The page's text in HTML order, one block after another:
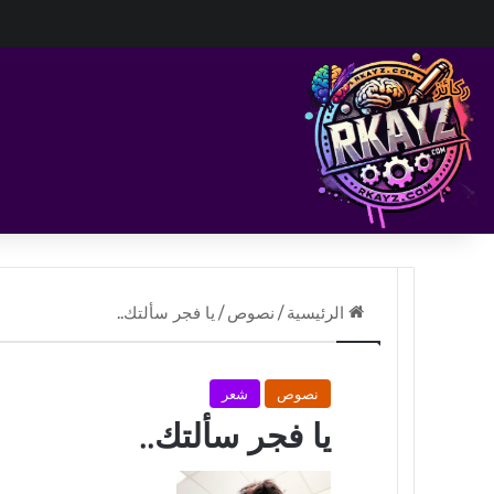
الرئيسية / نصوص / يا فجر سألتك..
نصوص شعر
يا فجر سألتك..